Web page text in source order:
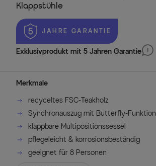
Klappstühle
JAHRE GARANTIE
Exklusivprodukt mit 5 Jahren Garantie
Merkmale
recyceltes FSC-Teakholz
Synchronauszug mit Butterfly-Funktion
klappbare Multipositionssessel
pflegeleicht & korrosionsbeständig
geeignet für 8 Personen